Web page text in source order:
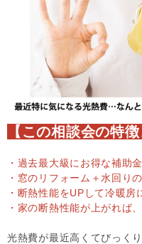
【この相談会の特徴
・過去最大級にお得な補助
・窓のリフォーム＋水回り
・断熱性能をUPして冷暖房
・家の断熱性能が上がれば
光熱費が最近高くてびっく